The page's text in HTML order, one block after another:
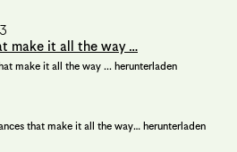
make it all the way …
make it all the way ... herunterladen
that make it all the way… herunterladen